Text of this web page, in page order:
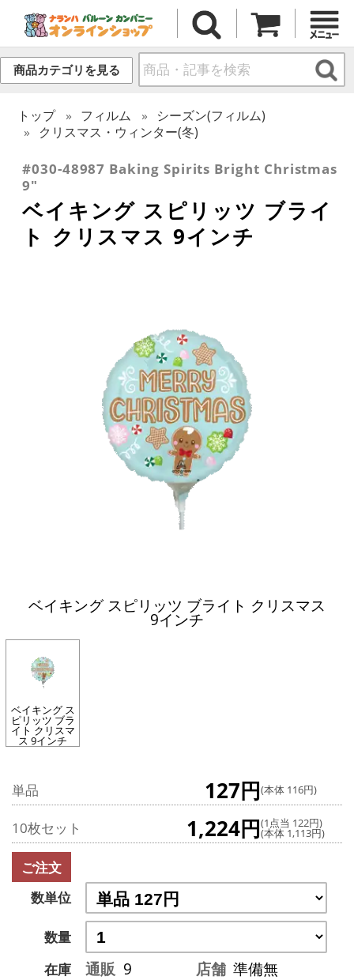
商品カテゴリを見る
トップ フィルム
シーズン(フィルム)
クリスマス・ウィンター(冬)
#030-48987 Baking Spirits Bright Christmas
9"
ベイキング スピリッツ ブライ
ト クリスマス 9インチ
ベイキング スピリッツ ブライト クリスマス
9インチ
ベイキング ス
ピリッツ ブラ
イト クリスマ
ス 9インチ
単品 127円(本体 116円)
10枚セット 1,224円(1点当 122円)
(本体 1,113円)
ご注文
数単位
数量
在庫
通販 9 店舗 準備無